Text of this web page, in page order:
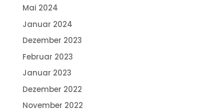
Mai 2024
Januar 2024
Dezember 2023
Februar 2023
Januar 2023
Dezember 2022
November 2022